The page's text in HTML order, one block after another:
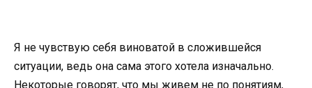
Я не чувствую себя виноватой в сложившейся
ситуации, ведь она сама этого хотела изначально.
Некоторые говорят, что мы живем не по понятиям,